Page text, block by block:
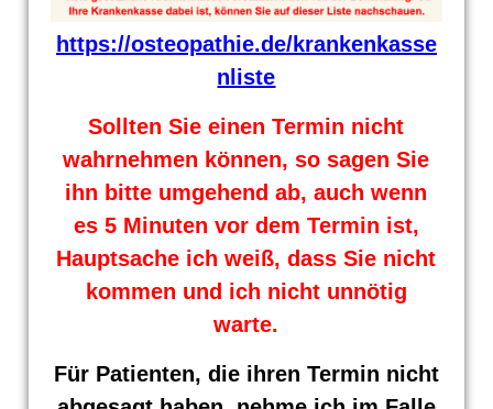
https://osteopathie.de/krankenkasse
nliste
Sollten Sie einen Termin nicht
wahrnehmen können, so sagen Sie
ihn bitte umgehend ab, auch wenn
es 5 Minuten vor dem Termin ist,
Hauptsache ich weiß, dass Sie nicht
kommen und ich nicht unnötig
warte.
Für Patienten, die ihren Termin nicht